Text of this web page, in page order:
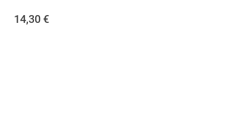
14,30 €